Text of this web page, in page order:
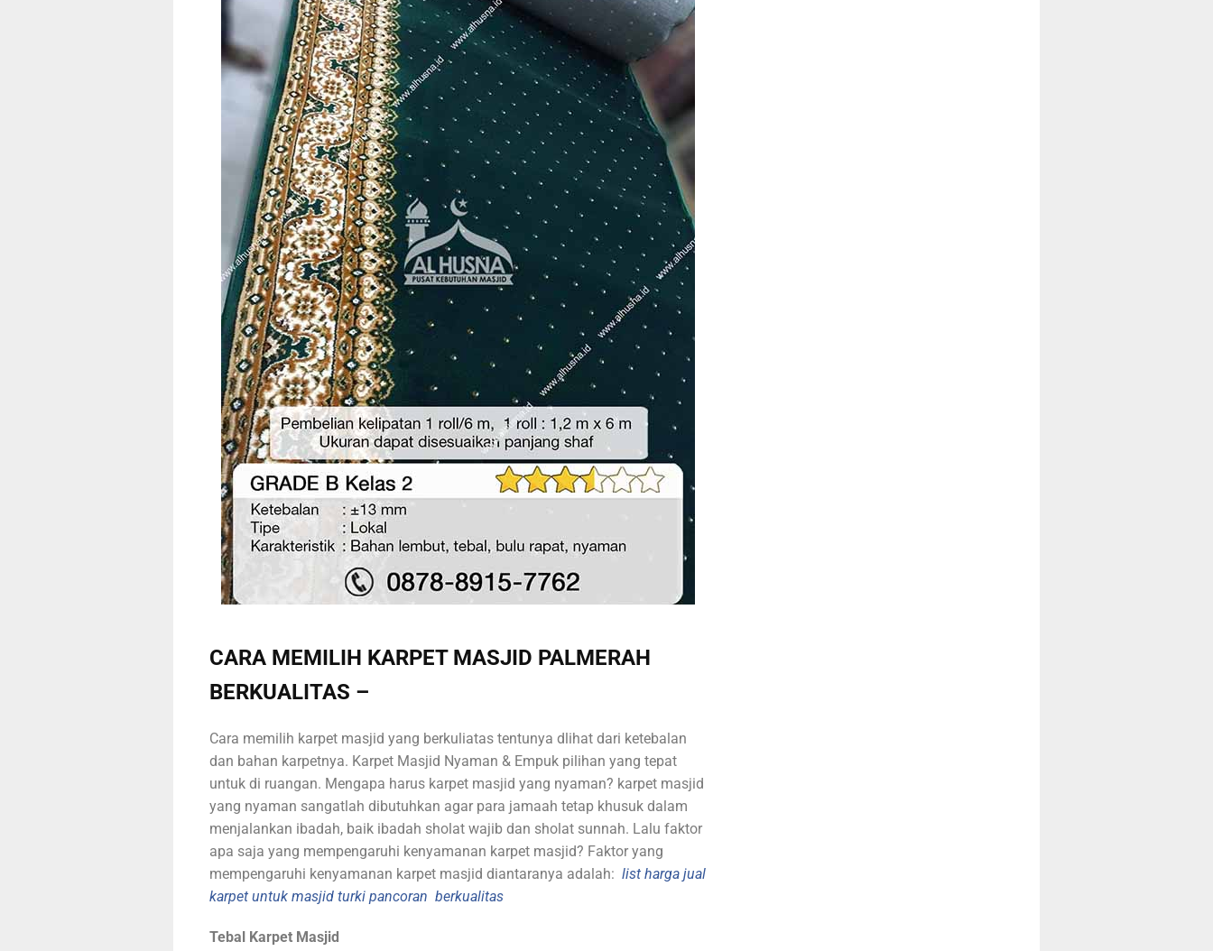
CARA MEMILIH KARPET MASJID PALMERAH
BERKUALITAS –
Cara memilih karpet masjid yang berkuliatas tentunya dlihat dari ketebalan
dan bahan karpetnya. Karpet Masjid Nyaman & Empuk pilihan yang tepat
untuk di ruangan. Mengapa harus karpet masjid yang nyaman? karpet masjid
yang nyaman sangatlah dibutuhkan agar para jamaah tetap khusuk dalam
menjalankan ibadah, baik ibadah sholat wajib dan sholat sunnah. Lalu faktor
apa saja yang mempengaruhi kenyamanan karpet masjid? Faktor yang
mempengaruhi kenyamanan karpet masjid diantaranya adalah: list harga jual
karpet untuk masjid turki pancoran berkualitas
Tebal Karpet Masjid